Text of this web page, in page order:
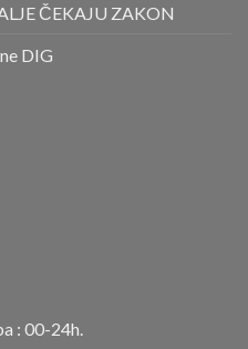
ČEKAJU ZAKON
DIG
: 00-24h.